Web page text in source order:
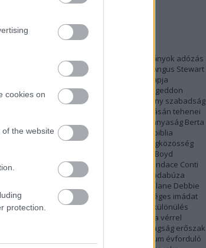
cookies on
the website
protection.
Címkék
18741914 Adományok adózás
agymosás
alámerítkezés
Angus Stewart
anorexiaAnthony Morris
Anyák Napja
ApokalipszisARC kivizsgálás
Armageddon
ateizmus Audrey Knorr
A keresztény szabadság
Básán tehenei
béranyaság Berta
Peale Beth Sarim
biblia
hamisításbírósági döntés
Blogközösség
Bonnie Boyd
börtönbüntetés
Candace Conti
családon belüli erőszak
csodabúza
David Splane Debbie
McDaniel
destruktív
Egységes imádat
élettapasztalat
elkülönülés
emberjogi kérdések a vérrel
ENSZ tagság erőszak
evangélium évforduló